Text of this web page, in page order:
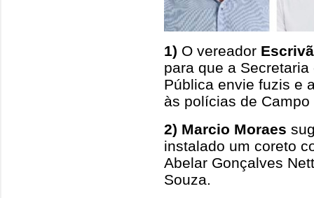
1) O vereador
para que a
Pública envie fuzis e
às polícias de
2) Marcio Moraes
instalado um coreto
Abelar Gonçalves
Souza.